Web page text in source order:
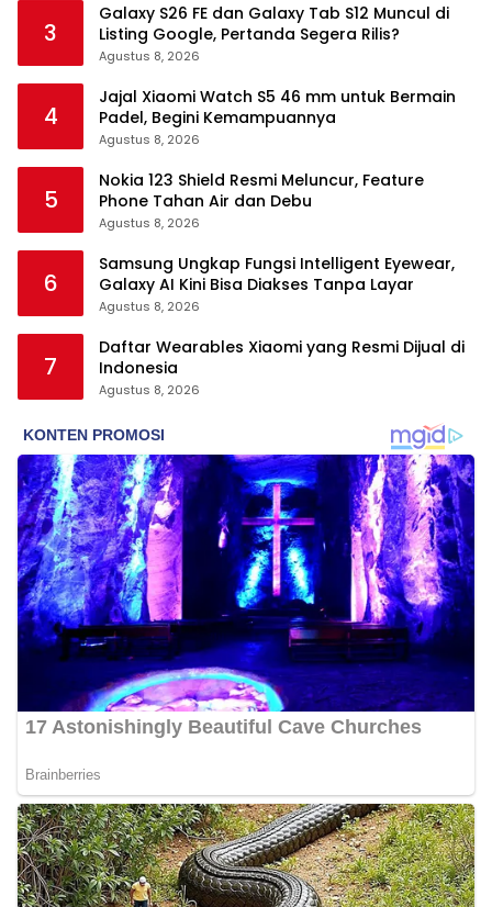
3
Galaxy S26 FE dan Galaxy Tab S12 Muncul di
Listing Google, Pertanda Segera Rilis?
Agustus 8, 2026
4
Jajal Xiaomi Watch S5 46 mm untuk Bermain
Padel, Begini Kemampuannya
Agustus 8, 2026
5
Nokia 123 Shield Resmi Meluncur, Feature
Phone Tahan Air dan Debu
Agustus 8, 2026
6
Samsung Ungkap Fungsi Intelligent Eyewear,
Galaxy AI Kini Bisa Diakses Tanpa Layar
Agustus 8, 2026
7
Daftar Wearables Xiaomi yang Resmi Dijual di
Indonesia
Agustus 8, 2026